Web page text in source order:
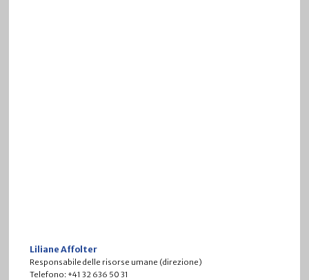
Liliane Affolter
Responsabile delle risorse umane (direzione)
Telefono: +41 32 636 50 31